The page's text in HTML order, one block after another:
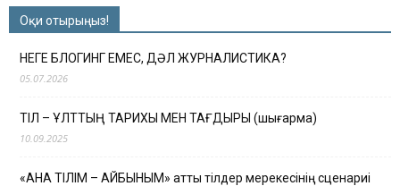
Оқи отырыңыз!
НЕГЕ БЛОГИНГ ЕМЕС, ДӘЛ ЖУРНАЛИСТИКА?
05.07.2026
ТІЛ – ҰЛТТЫҢ ТАРИХЫ МЕН ТАҒДЫРЫ (шығарма)
10.09.2025
«АНА ТІЛІМ – АЙБЫНЫМ» атты тілдер мерекесінің сценариі